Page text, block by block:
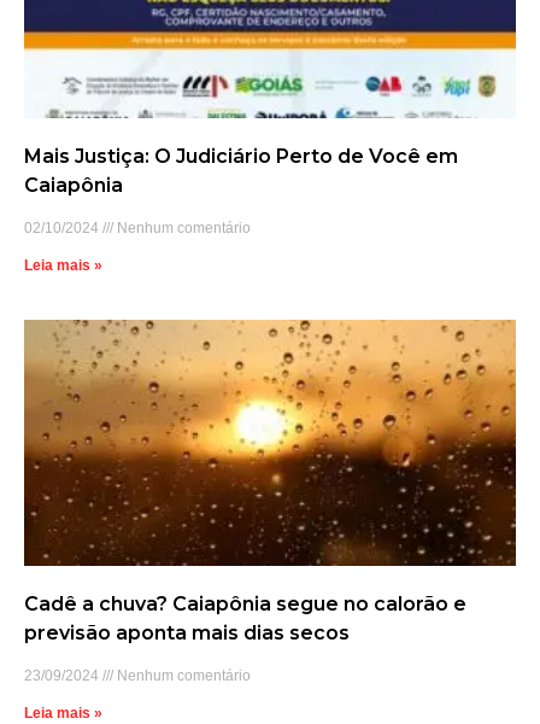
Mais Justiça: O Judiciário Perto de Você em
Caiapônia
02/10/2024 Nenhum comentário
Leia mais »
Cadê a chuva? Caiapônia segue no calorão e
previsão aponta mais dias secos
23/09/2024 Nenhum comentário
Leia mais »